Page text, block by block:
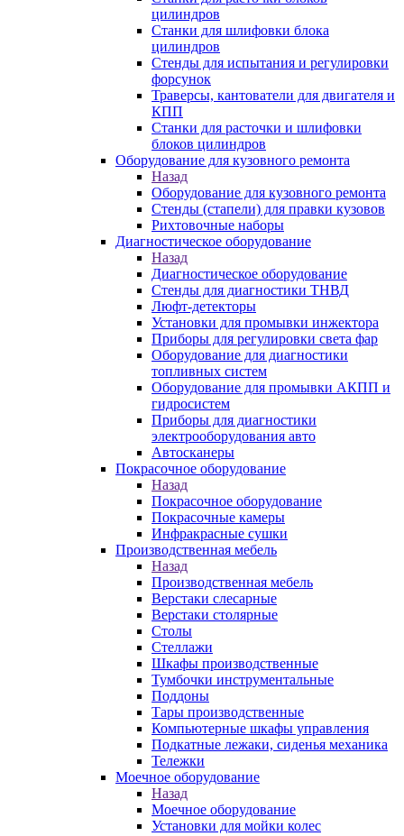
цилиндров
Станки для шлифовки блока
цилиндров
Стенды для испытания и регулировки
форсунок
Траверсы, кантователи для двигателя и
КПП
Станки для расточки и шлифовки
блоков цилиндров
Оборудование для кузовного ремонта
Назад
Оборудование для кузовного ремонта
Стенды (стапели) для правки кузовов
Рихтовочные наборы
Диагностическое оборудование
Назад
Диагностическое оборудование
Стенды для диагностики ТНВД
Люфт-детекторы
Установки для промывки инжектора
Приборы для регулировки света фар
Оборудование для диагностики
топливных систем
Оборудование для промывки АКПП и
гидросистем
Приборы для диагностики
электрооборудования авто
Автосканеры
Покрасочное оборудование
Назад
Покрасочное оборудование
Покрасочные камеры
Инфракрасные сушки
Производственная мебель
Назад
Производственная мебель
Верстаки слесарные
Верстаки столярные
Столы
Стеллажи
Шкафы производственные
Тумбочки инструментальные
Поддоны
Тары производственные
Компьютерные шкафы управления
Подкатные лежаки, сиденья механика
Тележки
Моечное оборудование
Назад
Моечное оборудование
Установки для мойки колес